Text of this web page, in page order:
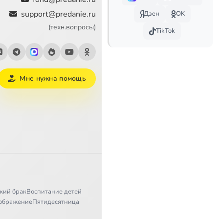
4:06
3:05
11:33
support@predanie.ru
(техн.вопросы)
Мне нужна помощь
бракВоспитание детей
Пятидесятница
Дзен
OK
TikTok